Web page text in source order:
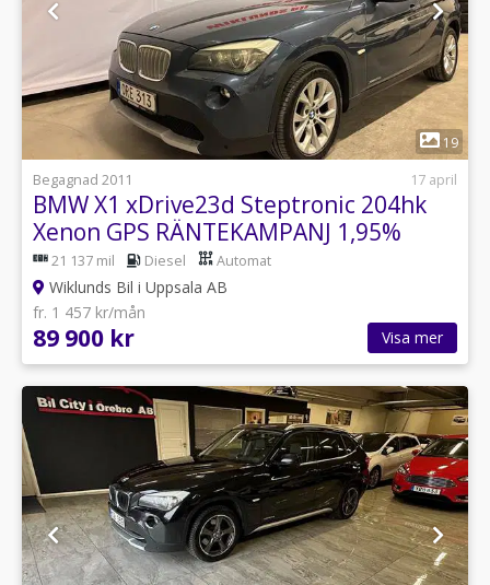
19
Begagnad 2011
17 april
BMW X1 xDrive23d Steptronic 204hk
Xenon GPS RÄNTEKAMPANJ 1,95%
21 137 mil Diesel Automat
Wiklunds Bil i Uppsala AB
fr. 1 457 kr/mån
89 900 kr Visa mer